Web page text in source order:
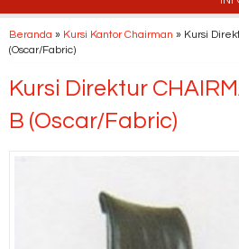
Beranda » Kursi Kantor Chairman » Kursi
(Oscar/Fabric)
Kursi Direktur
B (Oscar/Fabric)